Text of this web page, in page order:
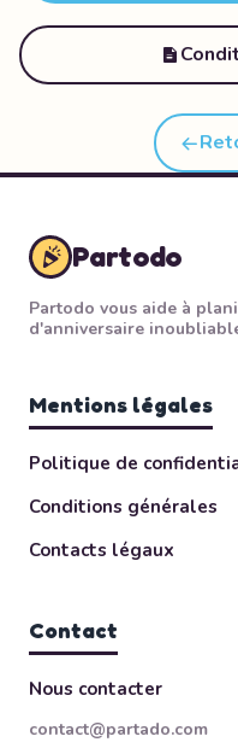
Partodo
Partodo vous aide à
d'anniversaire
Mentions légales
Politique de
Conditions générales
Contacts légaux
Contact
Nous contacter
contact@partado.com